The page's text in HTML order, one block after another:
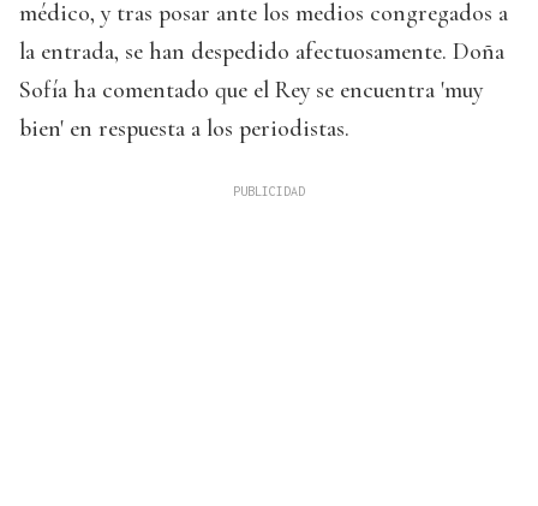
médico, y tras posar ante los medios congregados a
la entrada, se han despedido afectuosamente. Doña
Sofía ha comentado que el Rey se encuentra 'muy
bien' en respuesta a los periodistas.